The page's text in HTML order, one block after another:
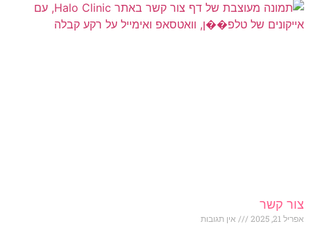
צור קשר
אפריל 21, 2025 אין תגובות